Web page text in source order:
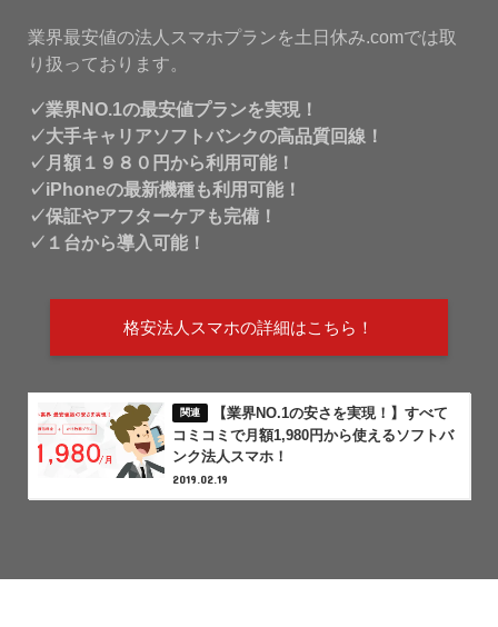
業界最安値の法人スマホプランを土日休み.comでは取
り扱っております。
✓業界NO.1の最安値プランを実現！
✓大手キャリアソフトバンクの高品質回線！
✓月額１９８０円から利用可能！
✓iPhoneの最新機種も利用可能！
✓保証やアフターケアも完備！
✓１台から導入可能！
格安法人スマホの詳細はこちら！
【業界NO.1の安さを実現！】すべて
コミコミで月額1,980円から使えるソフトバ
ンク法人スマホ！
2019.02.19